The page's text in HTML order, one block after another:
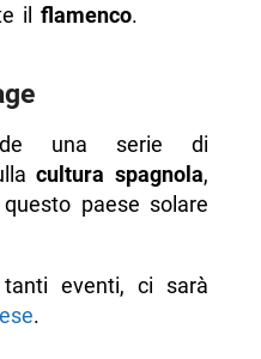
il flamenco.
una serie di
cultura spagnola,
paese solare
eventi, ci sarà
.